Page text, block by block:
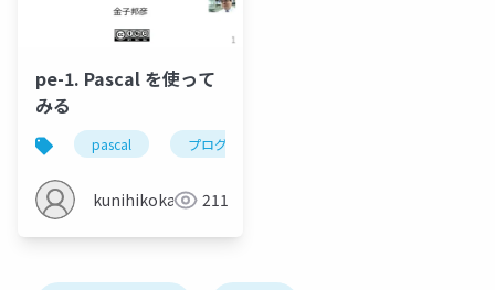
pe-1. Pascal を使って
みる
pascal プログラミング
kunihikokaneko211